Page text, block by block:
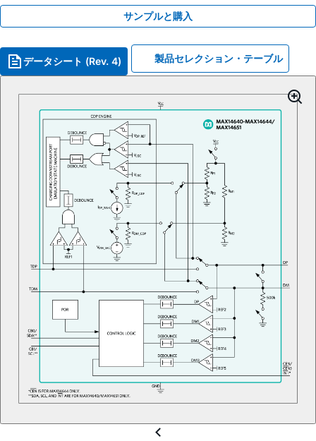
サンプルと購入
データシート (Rev. 4) 製品セレクション・テーブル